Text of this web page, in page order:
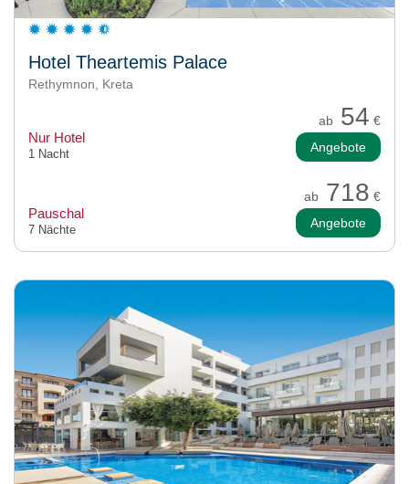
Hotel Theartemis Palace
Rethymnon, Kreta
ab 54 €
Nur Hotel
1 Nacht Angebote
ab 718 €
Pauschal
7 Nächte Angebote